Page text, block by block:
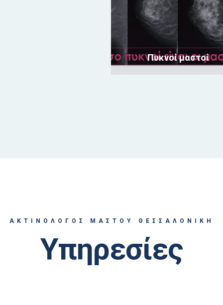
Πυκνοί μαστοί
ΑΚΤΙΝΟΛΟΓΟΣ ΜΑΣΤΟΥ ΘΕΣΣΑΛΟΝΙΚΗ
Υπηρεσίες